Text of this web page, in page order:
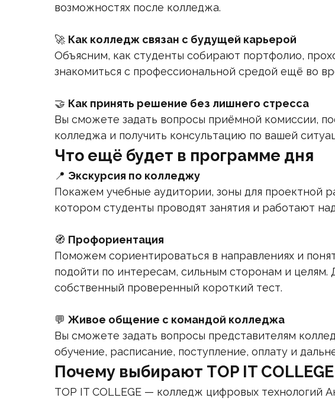
возможностях после колледжа.
🚀 Как колледж связан с будущей карьерой
Объясним, как студенты собирают портфолио,
знакомиться с профессиональной средой ещё во
🤝 Как принять решение без лишнего стресса
Вы сможете задать вопросы приёмной комиссии,
колледжа и получить консультацию по вашей
Что ещё будет в программе дня
📍 Экскурсия по колледжу
Покажем учебные аудитории, зоны для проектной
котором студенты проводят занятия и работают
🧭 Профориентация
Поможем сориентироваться в направлениях и
подойти по интересам, сильным сторонам и целям.
собственный проверенный короткий тест.
💬 Живое общение с командой колледжа
Вы сможете задать вопросы представителям
обучение, расписание, поступление, оплату и
Почему выбирают TOP IT COLLEGE
TOP IT COLLEGE — колледж цифровых технологий